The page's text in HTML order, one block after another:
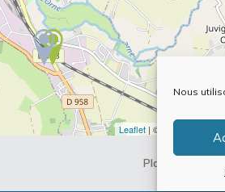
Nous
Leaflet| ©
Plan du site